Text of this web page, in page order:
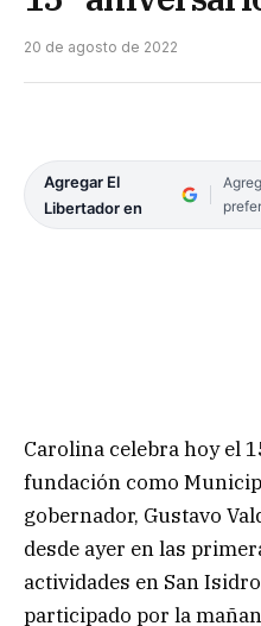
20 de agosto de 2022
Agregar El
Libertador en
Carolina celebra hoy el
fundación como
gobernador, Gustavo
desde ayer en las
actividades en San
participado por la